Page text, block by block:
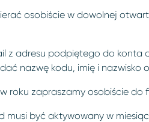
osobiście w dowolnej
z adresu podpiętego do konta
nazwę kodu, imię i
roku zapraszamy osobiście
musi być aktywowany w